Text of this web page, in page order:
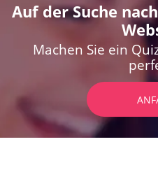
Auf der Suche
Machen Sie ein